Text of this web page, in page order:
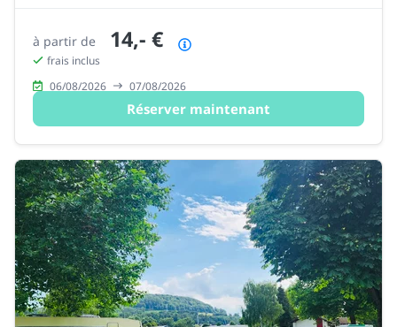
à partir de 14,- €
frais inclus
06/08/2026
07/08/2026
Réserver maintenant